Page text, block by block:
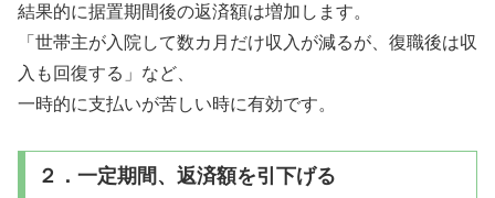
結果的に据置期間後の返済額は増加します。
「世帯主が入院して数カ月だけ収入が減るが、復職後は収
入も回復する」など、
一時的に支払いが苦しい時に有効です。
２．一定期間、返済額を引下げる